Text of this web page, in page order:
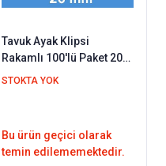
Tavuk Ayak Klipsi
Rakamlı 100'lü Paket 20
mm (Rakamlar 001 - 100
STOKTA YOK
Bu ürün geçici olarak
temin edilememektedir.